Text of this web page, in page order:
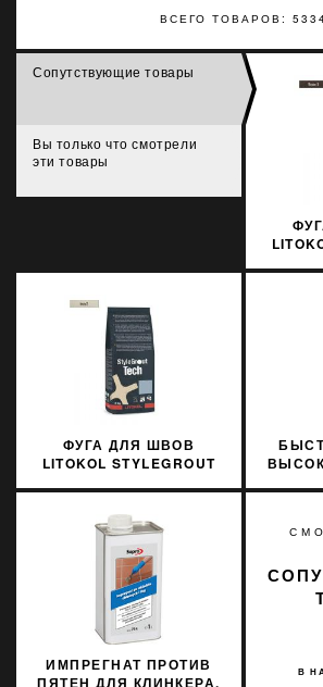
ВСЕГО ТОВАРОВ:
Сопутствующие товары
Вы только что смотрели
эти товары
ФУГА ДЛЯ ШВОВ
LITOKOL STYLEGROUT
ИМПРЕГНАТ ПРОТИВ
ПЯТЕН ДЛЯ КЛИНКЕРА,
В